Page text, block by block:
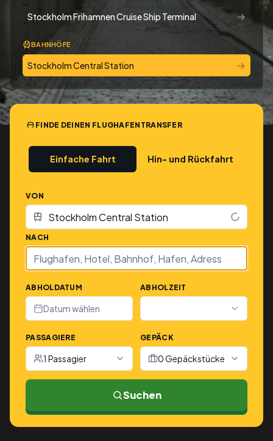
Stockholm Frihamnen Cruise Ship Terminal →
BAHNHÖFE
Stockholm Central Station →
FINDE DEINEN FLUGHAFENTRANSFER
Einfache Fahrt Hin- und Rückfahrt
VON
NACH
ABHOLDATUM
Datum wählen
ABHOLZEIT
PASSAGIERE
1 Passagier
GEPÄCK
0 Gepäckstücke
Suchen